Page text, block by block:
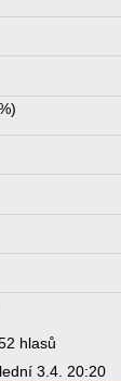
)
hlasů
3.4. 20:20